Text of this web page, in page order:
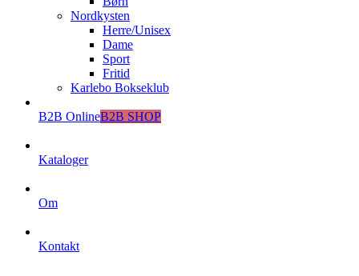
Nordkysten
Herre/Unisex
Dame
Sport
Fritid
Karlebo Bokseklub
B2B OnlineB2B SHOP
Kataloger
Om
Kontakt